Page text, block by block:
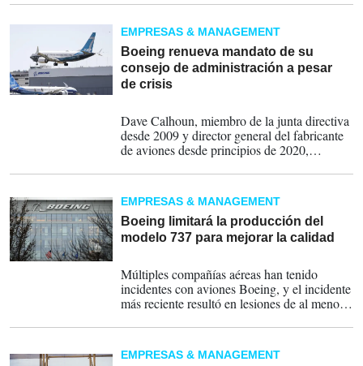
del Departamento de Justicia, dijo Paul
Cassell, profesor de derecho de la
Universidad de Utah, quien las representa.
EMPRESAS & MANAGEMENT
Boeing renueva mandato de su
consejo de administración a pesar
de crisis
Dave Calhoun, miembro de la junta directiva
desde 2009 y director general del fabricante
de aviones desde principios de 2020,
EMPRESAS & MANAGEMENT
Boeing limitará la producción del
modelo 737 para mejorar la calidad
Múltiples compañías aéreas han tenido
incidentes con aviones Boeing, y el incidente
más reciente resultó en lesiones de al menos
Airlines.
EMPRESAS & MANAGEMENT